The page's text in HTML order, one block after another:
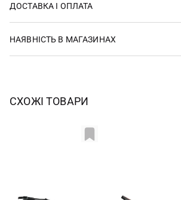
ДОСТАВКА І ОПЛАТА
НАЯВНІСТЬ В МАГАЗИНАХ
СХОЖІ ТОВАРИ